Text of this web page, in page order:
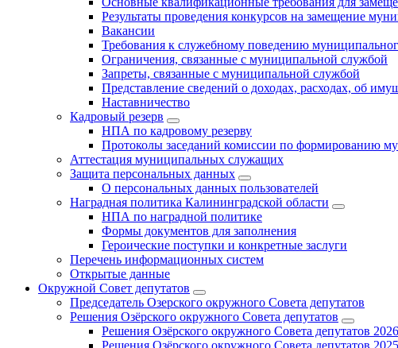
Результаты проведения конкурсов на замещение
Вакансии
Требования к служебному поведению
Ограничения, связанные с муниципальной службой
Запреты, связанные с муниципальной службой
Представление сведений о доходах, расходах, об
Наставничество
Кадровый резерв
НПА по кадровому резерву
Протоколы заседаний комиссии по формированию
Аттестация муниципальных служащих
Защита персональных данных
О персональных данных пользователей
Наградная политика Калининградской области
НПА по наградной политике
Формы документов для заполнения
Героические поступки и конкретные заслуги
Перечень информационных систем
Открытые данные
Окружной Совет депутатов
Председатель Озерского окружного Совета депутатов
Решения Озёрского окружного Совета депутатов
Решения Озёрского окружного Совета депутатов
Решения Озёрского окружного Совета депутатов